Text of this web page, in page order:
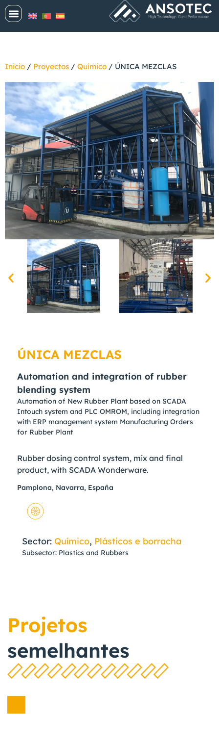
Inicio / Proyectos / Químico / ÚNICA MEZCLAS
ÚNICA MEZCLAS
Automation and integration of rubber
blending system
Automation of New Rubber Plant based on SCADA
Intouch system and PLC OMROM, including integration
with ERP management system Manufacturing Orders
for Rubber Plant
Rubber dosing control system, mix and final
product, with SCADA Wonderware.
Pamplona, Navarra, España
Sector: Químico, Plásticos e borracha
Subsector: Plastics and Rubbers
Projetos
semelhantes